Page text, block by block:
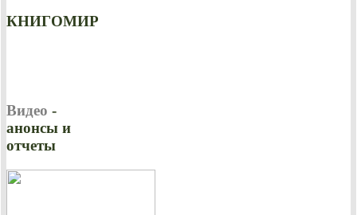
КНИГОМИР
Видео -
анонсы и
отчеты